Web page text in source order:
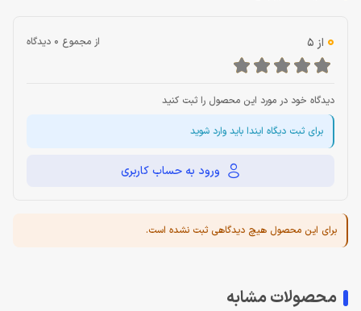
0 از 5 از مجموع 0 دیدگاه
دیدگاه خود در مورد این محصول را ثبت کنید
برای ثبت دیگاه ایندا باید وارد شوید
ورود به حساب کاربری
برای این محصول هیچ دیدگاهی ثبت نشده است.
محصولات مشابه